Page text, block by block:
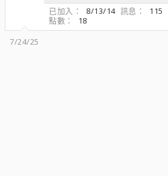
已加入
8/13/14 訊息 115
點數
18
7/24/25